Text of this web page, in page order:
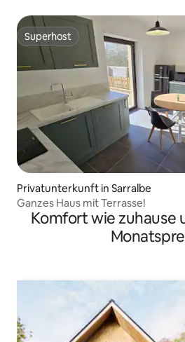
Superhost
Superhost
Privatunterkunft in Sarralbe
Ganzes Haus mit Terrasse!
Komfort wie zuhause